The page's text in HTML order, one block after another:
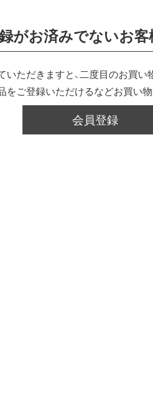
がお済みでないお客
いただきますと、二度目のお買い
をご登録いただけるなどお買い物
会員登録